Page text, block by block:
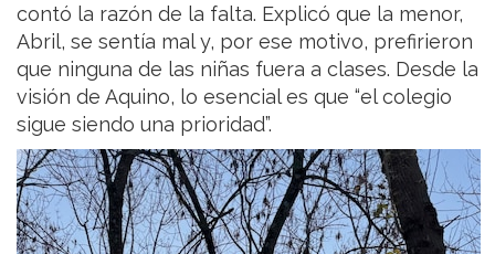
contó la razón de la falta. Explicó que la menor,
Abril, se sentía mal y, por ese motivo, prefirieron
que ninguna de las niñas fuera a clases. Desde la
visión de Aquino, lo esencial es que “el colegio
sigue siendo una prioridad”.